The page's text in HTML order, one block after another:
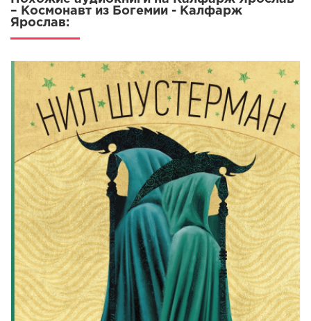
– Космонавт из Богемии - Калфарж
Ярослав: